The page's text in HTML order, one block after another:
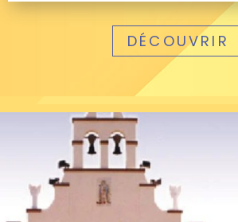
DÉCOUVRIR